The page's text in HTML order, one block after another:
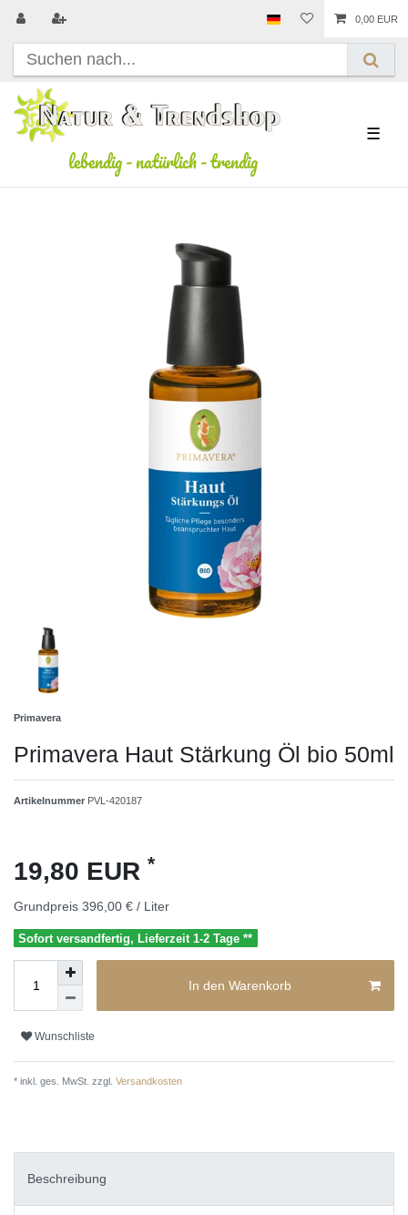
0,00 EUR
lebendig-natürlich-trendig
☰
Primavera
Primavera Haut Stärkung Öl bio 50ml
Artikelnummer PVL-420187
19,80 EUR *
Grundpreis 396,00 € / Liter
Sofort versandfertig, Lieferzeit 1-2 Tage **
In den Warenkorb
Wunschliste
* inkl. ges. MwSt. zzgl. Versandkosten
Beschreibung